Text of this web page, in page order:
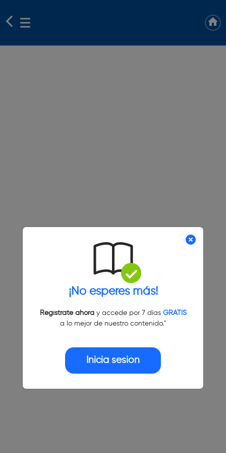
¡No esperes más!
Regístrate ahoray accede por 7 días GRATIS
a lo mejor de nuestro contenido."
Inicia sesión